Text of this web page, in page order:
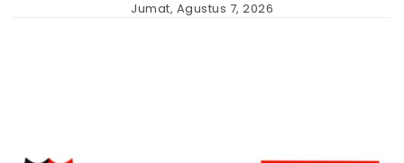
Jumat, Agustus 7, 2026